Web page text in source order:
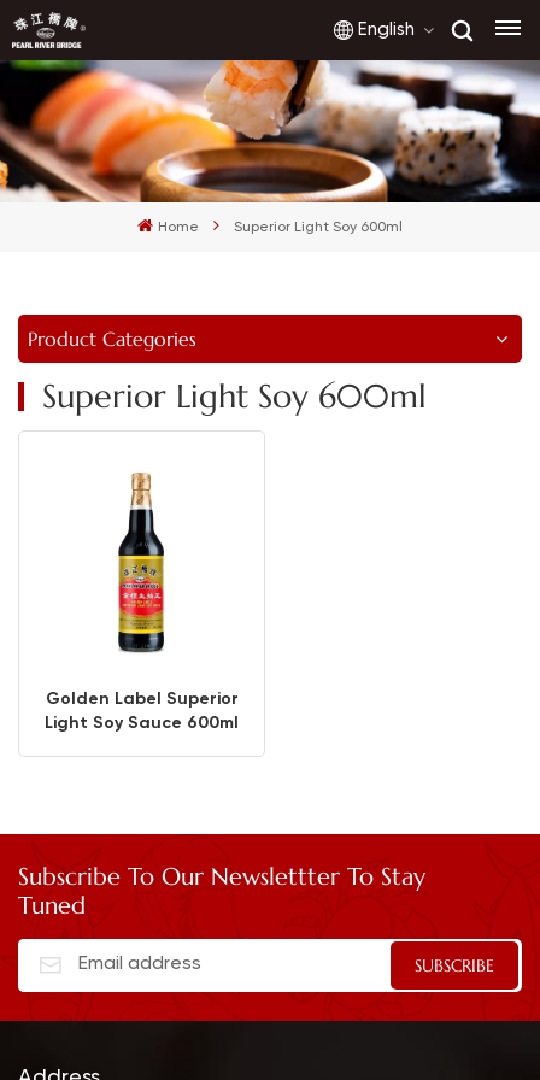
English
English
français
Home Superior Light Soy 600ml
Product Categories
Superior Light Soy 600ml
Golden Label Superior
Light Soy Sauce 600ml
Subscribe To Our Newslettter To Stay
Tuned